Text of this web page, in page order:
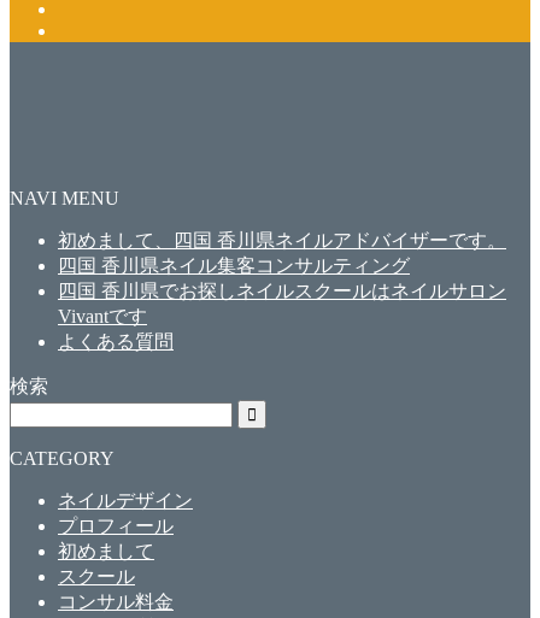
NAVI MENU
初めまして、四国 香川県ネイルアドバイザーです。
四国 香川県ネイル集客コンサルティング
四国 香川県でお探しネイルスクールはネイルサロン
Vivantです
よくある質問
検索
CATEGORY
ネイルデザイン
プロフィール
初めまして
スクール
コンサル料金